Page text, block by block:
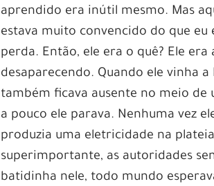
aprendido era inútil mesmo. Mas
estava muito convencido do que eu
perda. Então, ele era o quê? Ele
desaparecendo. Quando ele vinha a
também ficava ausente no meio de
a pouco ele parava. Nenhuma vez
produzia uma eletricidade na
superimportante, as autoridades
batidinha nele, todo mundo